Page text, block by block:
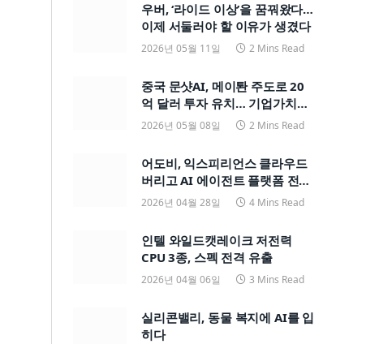
우버, ‘라이드 이상’을 꿈꿔왔다…
이제 서둘러야 할 이유가 생겼다
2026년 05월 11일 2 Mins Read
중국 문샷AI, 메이퇀 주도로 20
억 달러 투자 유치… 기업가치
200억 달러
2026년 05월 08일 2 Mins Read
어도비, 익스피리언스 클라우드
버리고 AI 에이전트 플랫폼 전면
전환
2026년 04월 28일 4 Mins Read
인텔 와일드캣레이크 저전력
CPU 3종, 스펙 전격 유출
2026년 04월 06일 3 Mins Read
실리콘밸리, 동물 복지에 AI를 입
히다